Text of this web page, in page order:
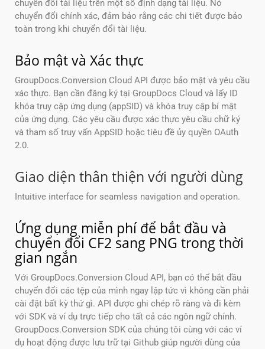
chuyển đổi tài liệu trên một số định dạng tài liệu. Nó
chuyển đổi chính xác, đảm bảo rằng các chi tiết được bảo
toàn trong khi chuyển đổi tài liệu.
Bảo mật và Xác thực
GroupDocs.Conversion Cloud API được bảo mật và yêu cầu
xác thực. Bạn cần đăng ký tại GroupDocs Cloud và lấy ID
khóa truy cập ứng dụng (appSID) và khóa truy cập bí mật
của ứng dụng. Các yêu cầu được xác thực yêu cầu chữ ký
và tham số truy vấn AppSID hoặc tiêu đề ủy quyền OAuth
2.0.
Giao diện thân thiện với người dùng
Intuitive interface for seamless navigation and operation.
Ứng dụng miễn phí để bắt đầu và
chuyển đổi CF2 sang PNG trong thời
gian ngắn
Với GroupDocs.Conversion Cloud API, bạn có thể bắt đầu
chuyển đổi các tệp của mình ngay lập tức vì không cần phải
cài đặt bất kỳ thứ gì. API được ghi chép rõ ràng và đi kèm
với SDK và ví dụ trực tiếp cho tất cả các ngôn ngữ chính.
GroupDocs.Conversion SDK của chúng tôi cùng với các ví
dụ hoạt động được lưu trữ tại Github giúp người dùng của